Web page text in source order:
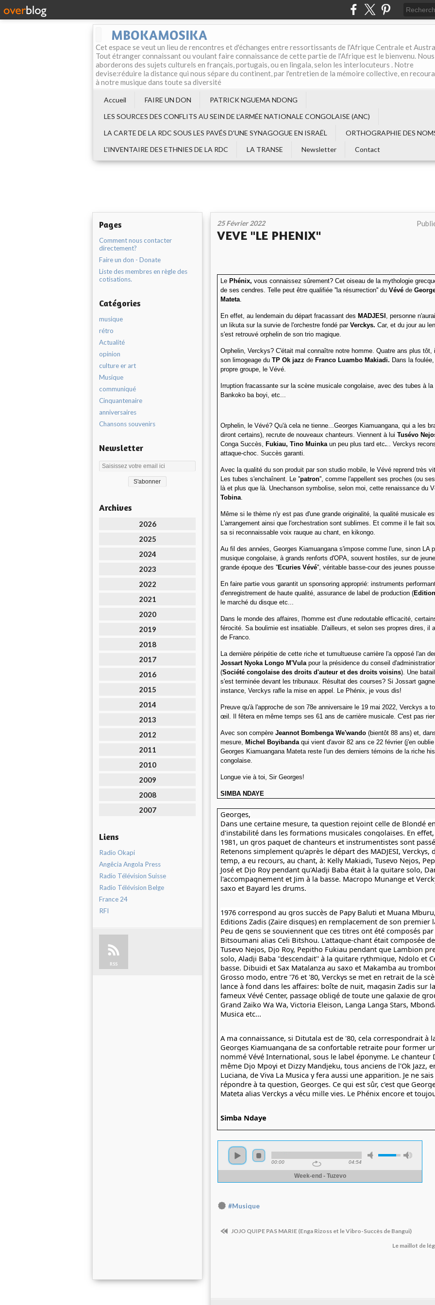
MBOKAMOSIKA
Cet espace se veut un lieu de rencontres et d'échanges entre ressortissants de l'Afrique Centrale et
Tout étranger connaissant ou voulant faire connaissance de cette partie de l'Afrique est le bienvenu.
aborderons des sujets culturels en français, portugais, ou en lingala, selon les interlocuteurs . Notre
devise:réduire la distance qui nous sépare du continent, par l'entretien de la mémoire collective, en
à notre musique dans toute sa diversité
Accueil FAIRE UN DON
PATRICK NGUEMA NDONG
LES SOURCES DES CONFLITS AU SEIN DE L‘ARMÉE NATIONALE CONGOLAISE (ANC)
LA CARTE DE LA RDC SOUS LES PAVÉS D'UNE SYNAGOGUE EN ISRAËL
ORTHOGRAPHIE DES
L'INVENTAIRE DES ETHNIES DE LA RDC
LA TRANSE Newsletter Contact
Pages
Comment nous contacter
directement?
Faire un don - Donate
Liste des membres en règle des
cotisations.
Catégories
musique
rétro
Actualité
opinion
culture er art
Musique
communiqué
Cinquantenaire
anniversaires
Chansons souvenirs
Newsletter
Archives
2026
2025
2024
2023
2022
2021
2020
2019
2018
2017
2016
2015
2014
2013
2012
2011
2010
2009
2008
2007
Liens
Radio Okapi
Angêcia Angola Press
Radio Télévision Suisse
Radio Télévision Belge
France 24
RFI
RSS
25 Février 2022
VEVE ''LE PHENIX''
Le Phénix, vous connaissez sûrement? Cet oiseau de la mythologie
de ses cendres. Telle peut être qualifiée ''la résurrection'' du Vévéde
Mateta.
En effet, au lendemain du départ fracassant des MADJESI , personne
un likuta sur la survie de l'orchestre fondé par Verckys. Car, et du jour au
s'est retrouvé orphelin de son trio magique.
Orphelin, Verckys? C'était mal connaître notre homme. Quatre ans plus tôt,
son limogeage du TP Ok jazz de Franco Luambo Makiadi. Dans la
propre groupe, le Vévé.
Irruption fracassante sur la scène musicale congolaise, avec des tubes à la
Bankoko ba boyi, etc...
Orphelin, le Vévé? Qu'à cela ne tienne...Georges Kiamuangana, qui a les
diront certains), recrute de nouveaux chanteurs. Viennent à lui Tusévo
Conga Succès, Fukiau, Tino Muinkaun peu plus tard etc. .. Verckys
attaque-choc. Succès garanti.
Avec la qualité du son produit par son studio mobile, le Vévé reprend très
Les tubes s'enchaînent. Le ''patron'', comme l'appellent ses proches (ou
là et plus que là. Unechanson symbolise, selon moi, cette renaissance du
Tobina.
Même si le thème n'y est pas d'une grande originalité, la qualité musicale
L'arrangement ainsi que l'orchestration sont sublimes. Et comme il le fait
sa si reconnaissable voix rauque au chant, en kikongo.
Au fil des années, Georges Kiamuangana s'impose comme l'une, sinon LA
musique congolaise, à grands renforts d'OPA, souvent hostiles, sur de
grande époque des ''Ecuries Vévé'', véritable basse-cour des jeunes
En faire partie vous garantit un sponsoring approprié: instruments
d'enregistrement de haute qualité, assurance de label de production (
le marché du disque etc...
Dans le monde des affaires, l'homme est d'une redoutable efficacité,
férocité. Sa boulimie est insatiable. D'ailleurs, et selon ses propres dires, il
de Franco.
La dernière péripétie de cette riche et tumultueuse carrière l'a opposé l'an
Jossart Nyoka Longo M'Vulapour la présidence du conseil
(Société congolaise des droits d'auteur et des droits voisins). Une
s'est terminée devant les tribunaux. Résultat des courses? Si Jossart
instance, Verckys rafle la mise en appel. Le Phénix, je vous dis!
Preuve qu'à l'approche de son 78e anniversaire le 19 mai 2022, Verckys a
œil. Il fêtera en même temps ses 61 ans de carrière musicale. C'est pas
Avec son compère Jeannot Bombenga We'wando(bientôt 88 ans) et,
mesure, Michel Boyibanda qui vient d'avoir 82 ans ce 22 février (j'en
Georges Kiamuangana Mateta reste l'un des derniers témoins de la riche
congolaise.
Longue vie à toi, Sir Georges!
SIMBA NDAYE
Georges,
Dans une certaine mesure, ta question rejoint celle de Blondé
d'instabilité dans les formations musicales congolaises. En
1981, un gros paquet de chanteurs et instrumentistes sont
Retenons simplement qu'après le départ des MADJESI, Verckys,
temp, a eu recours, au chant, à: Kelly Makiadi, Tusevo Nejos,
José et Djo Roy pendant qu'Aladji Baba était à la guitare solo,
l'accompagnement et Jim à la basse. Macropo Munange et
saxo et Bayard les drums.
1976 correspond au gros succès de Papy Baluti et Muana
Editions Zadis (Zaïre disques) en remplacement de son premier
Peu de gens se souviennent que ces titres ont été composés par
Bitsoumani alias Celi Bitshou. L'attaque-chant était composée
Tusevo Nejos, Djo Roy, Pepitho Fukiau pendant que Lambion
solo, Aladji Baba ''descendait'' à la guitare rythmique, Ndolo et
basse. Dibuidi et Sax Matalanza au saxo et Makamba au
Grosso modo, entre '76 et '80, Verckys se met en retrait de la
lance à fond dans les affaires: boîte de nuit, magasin Zadis sur
fameux Vévé Center, passage obligé de toute une galaxie de
Grand Zaïko Wa Wa, Victoria Eleison, Langa Langa Stars,
Musica etc...
A ma connaissance, si Ditutala est de '80, cela correspondrait à
Georges Kiamuangana de sa confortable retraite pour former
nommé Vévé International, sous le label éponyme. Le chanteur
même Djo Mpoyi et Dizzy Mandjeku, tous anciens de l'Ok Jazz,
Luciana, de Viva La Musica y fera aussi une apparition. Je ne
répondre à ta question, Georges. Ce qui est sûr, c'est que
Mateta alias Verckys a vécu mille vies. Le Phénix encore et
Simba Ndaye
#Musique
JOJO QUIPE PAS MARIE (Enga Rizoss et le Vibro-Succès de Bangui)
Le maillot de